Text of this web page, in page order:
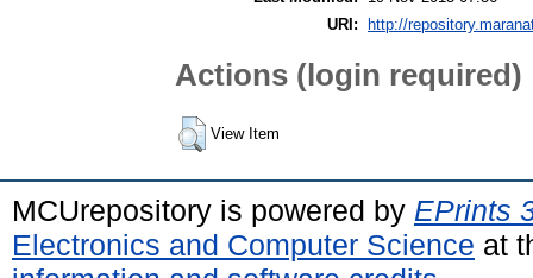
URI:
http://
Actions (login required)
View Item
MCUrepository is powered by EPrints
Electronics and Computer Science at